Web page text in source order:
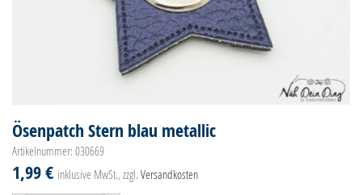
Ösenpatch Stern blau metallic
Artikelnummer: 030669
1,99 € inklusive MwSt., zzgl. Versandkosten